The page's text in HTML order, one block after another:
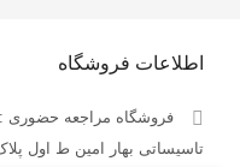
اطلاعات فروشگاه
فروشگاه مراجعه حضوری :